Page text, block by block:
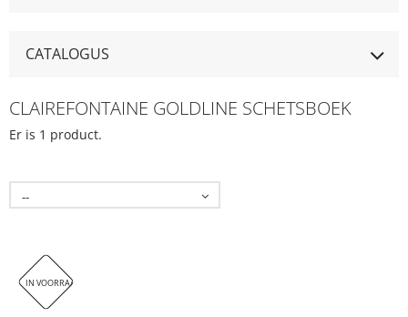
CATALOGUS
CLAIREFONTAINE GOLDLINE SCHETSBOEK
Er is 1 product.
--
IN VOORRAAD